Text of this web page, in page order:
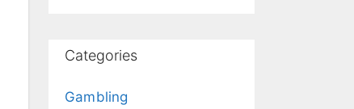
Categories
Gambling